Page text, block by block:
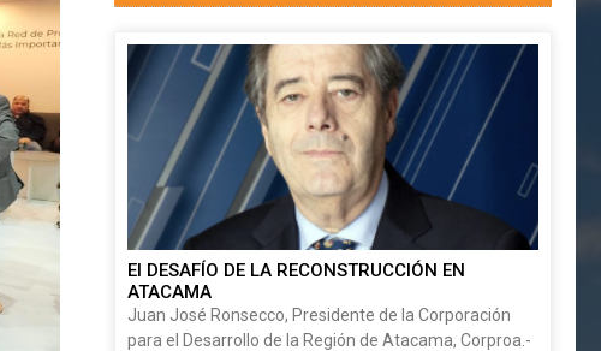
El DESAFÍO DE LA RECONSTRUCCIÓN EN
ATACAMA
Juan José Ronsecco, Presidente de la Corporación
para el Desarrollo de la Región de Atacama, Corproa.-